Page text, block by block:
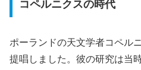
コペルニクスの時代
ポーランドの天文学者コペル
提唱しました。彼の研究は当